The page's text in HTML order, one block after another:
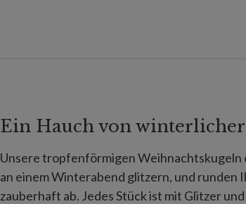
Ein Hauch von
Unsere tropfenförmigen Weihnachtskugeln
an einem Winterabend glitzern, und runden
zauberhaft ab. Jedes Stück ist mit Glitzer